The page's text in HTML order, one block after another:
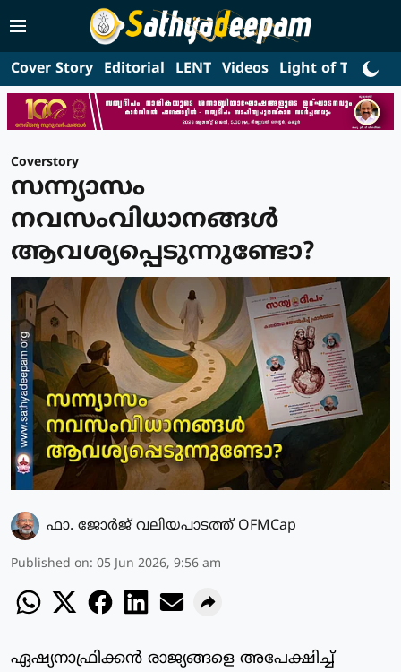
Cover Story Editorial LENT Videos Light of Truth
Coverstory
സന്ന്യാസം
നവസംവിധാനങ്ങൾ
ആവശ്യപ്പെടുന്നുണ്ടോ?
ഫാ. ജോര്‍ജ് വലിയപാടത്ത് OFMCap
Published on: 05 Jun 2026, 9:56 am
ഏഷ്യനാഫ്രിക്കൻ രാജ്യങ്ങളെ അപേക്ഷിച്ച്